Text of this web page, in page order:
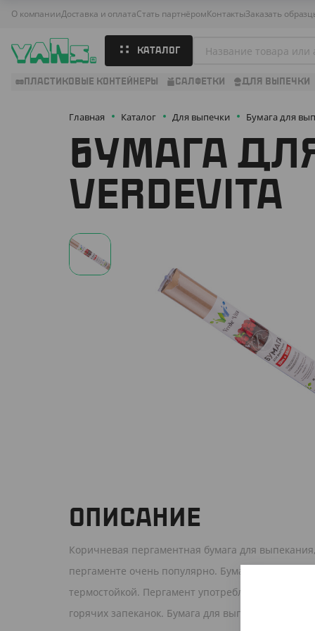
О компанииДоставка и оплатаСтать партнёромКонтактыЗаказать
КАТАЛОГ
ПЛАСТИКОВЫЕ КОНТЕЙНЕРЫ САЛФЕТКИ ДЛЯ ВЫПЕЧКИ
Главная Каталог Для выпечки Бумага для
БУМАГА
VERDEVITA
ОПИСАНИЕ
Коричневая пергаментная бумага для
пергаменте очень популярно. Бумага для
термостойкой. Пергамент употребляют для
горячих запеканок. Бумага для выпечки делает